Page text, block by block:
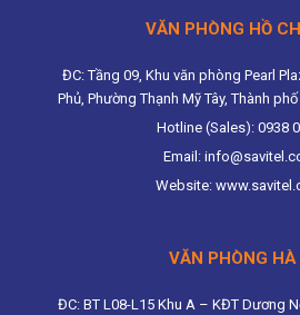
VĂN PHÒNG HỒ
ĐC: Tầng 09, Khu văn phòng Pearl
Phủ, Phường Thạnh Mỹ Tây, Thành
Hotline (Sales): 0938
Email:
Website:
VĂN PHÒNG HÀ
ĐC: BT L08-L15 Khu A – KĐT Dương